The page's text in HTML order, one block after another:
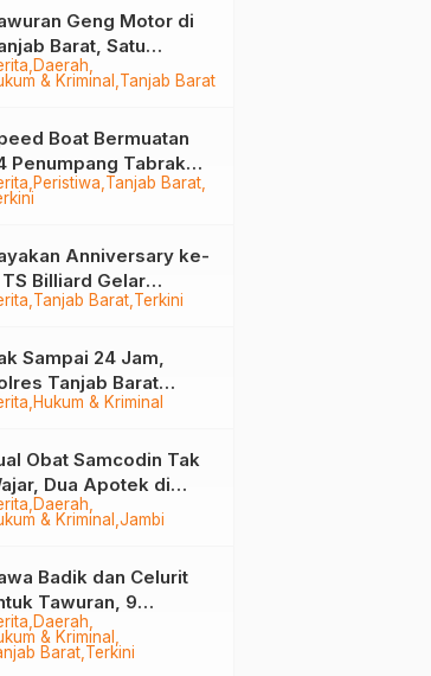
Daerah
& Kriminal Tanjab Barat
Geng Motor di
Barat, Satu
Kritis Dibacok, 3
Ditangkap
Peristiwa Tanjab Barat
Boat Bermuatan
Penumpang Tabrak
di Kuala Tungkal,
Tanjab Barat Terkini
Anniversary ke-
TS Billiard Gelar
9 Ball
Hukum & Kriminal
Sampai 24 Jam,
Tanjab Barat
Komplotan
Daerah
& Kriminal Jambi
Obat Samcodin Tak
Dua Apotek di
Barat Disegel
Daerah
& Kriminal
Barat Terkini
Badik dan Celurit
Tawuran, 9
Geng Motor di
Barat Diringkus